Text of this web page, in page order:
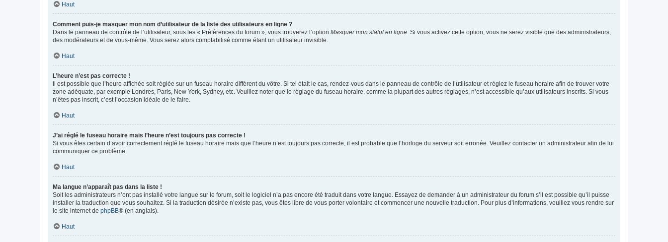
Haut
Comment puis-je masquer mon nom d’utilisateur de la liste des utilisateurs en ligne ?
Dans le panneau de contrôle de l’utilisateur, sous les « Préférences du forum », vous trouverez l’option Masquer mon statut en ligne . Si vous activez cette option, vous ne serez visible que des administrateurs,
des modérateurs et de vous-même. Vous serez alors comptabilisé comme étant un utilisateur invisible.
Haut
L’heure n’est pas correcte !
Il est possible que l’heure affichée soit réglée sur un fuseau horaire différent du vôtre. Si tel était le cas, rendez-vous dans le panneau de contrôle de l’utilisateur et réglez le fuseau horaire afin de trouver votre
zone adéquate, par exemple Londres, Paris, New York, Sydney, etc. Veuillez noter que le réglage du fuseau horaire, comme la plupart des autres réglages, n’est accessible qu’aux utilisateurs inscrits. Si vous
n’êtes pas inscrit, c’est l’occasion idéale de le faire.
Haut
J’ai réglé le fuseau horaire mais l’heure n’est toujours pas correcte !
Si vous êtes certain d’avoir correctement réglé le fuseau horaire mais que l’heure n’est toujours pas correcte, il est probable que l’horloge du serveur soit erronée. Veuillez contacter un administrateur afin de lui
communiquer ce problème.
Haut
Ma langue n’apparaît pas dans la liste !
Soit les administrateurs n’ont pas installé votre langue sur le forum, soit le logiciel n’a pas encore été traduit dans votre langue. Essayez de demander à un administrateur du forum s’il est possible qu’il puisse
installer la traduction que vous souhaitez. Si la traduction désirée n’existe pas, vous êtes libre de vous porter volontaire et commencer une nouvelle traduction. Pour plus d’informations, veuillez vous rendre sur
le site internet de phpBB® (en anglais).
Haut